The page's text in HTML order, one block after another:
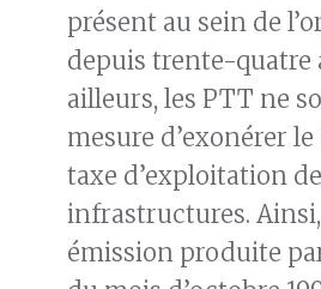
présent au sein de
depuis trente-quatre
ailleurs, les PTT ne
mesure d’exonérer le
taxe d’exploitation
infrastructures.
émission produite